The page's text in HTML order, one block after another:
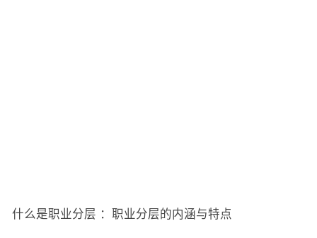
什么是职业分层 ：职业分层的内涵与特点